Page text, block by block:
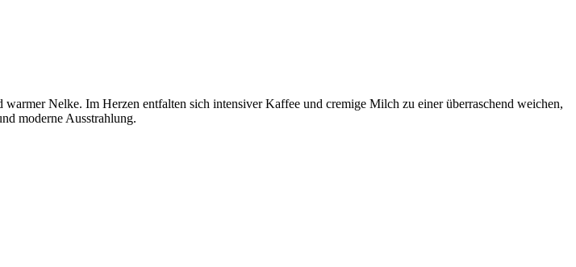
Nelke. Im Herzen entfalten sich intensiver Kaffee und cremige Milch zu einer überraschend weichen,
moderne Ausstrahlung.